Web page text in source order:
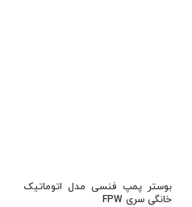
بوستر پمپ فنسی مدل اتوماتیک
خانگی سری FPW